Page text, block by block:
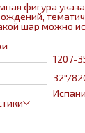
фигура
шар можно
элемент
шарами и
гелий.
недели.
на 10-20
1207-
32"/